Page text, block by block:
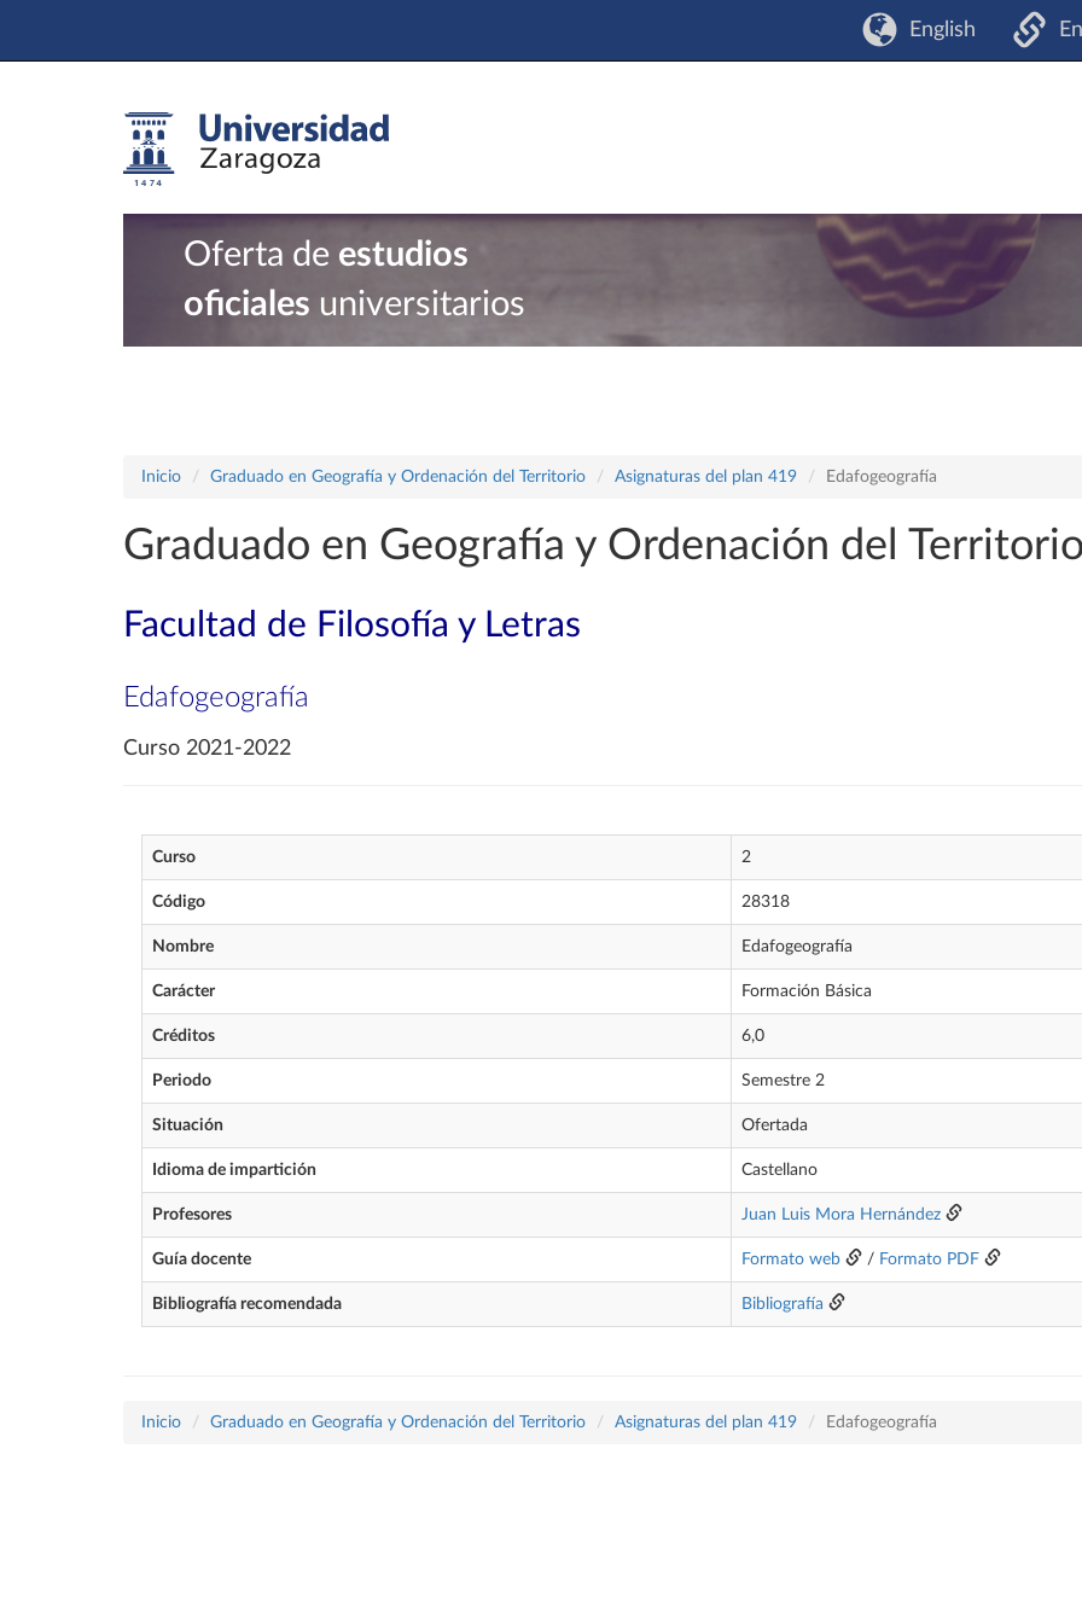
English
Oferta de estudios
oficiales universitarios
Inicio Graduado en Geografía y Ordenación del Territorio Asignaturas del plan 419 Edafogeografía
Graduado en Geografía y Ordenación del
Facultad de Filosofía y Letras
Edafogeografía
Curso 2021-2022
Curso 2
Código 28318
Nombre Edafogeografía
Carácter Formación Básica
Créditos 6,0
Periodo Semestre 2
Situación Ofertada
Idioma de impartición Castellano
Profesores Juan Luis Mora Hernández
Guía docente Formato web / Formato PDF
Bibliografía recomendada Bibliografía
Inicio Graduado en Geografía y Ordenación del Territorio Asignaturas del plan 419 Edafogeografía